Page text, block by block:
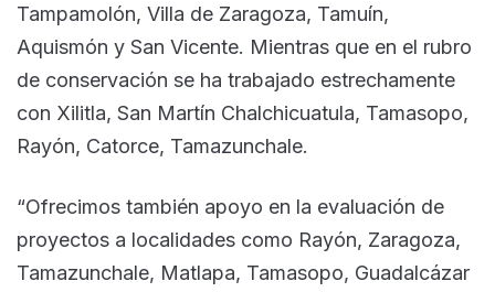
Tampamolón, Villa de Zaragoza, Tamuín,
Aquismón y San Vicente. Mientras que en el rubro
de conservación se ha trabajado estrechamente
con Xilitla, San Martín Chalchicuatula, Tamasopo,
Rayón, Catorce, Tamazunchale.
“Ofrecimos también apoyo en la evaluación de
proyectos a localidades como Rayón, Zaragoza,
Tamazunchale, Matlapa, Tamasopo, Guadalcázar